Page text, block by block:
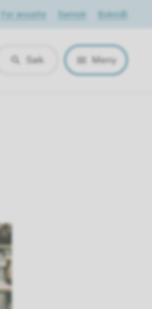
For ansatte Samisk Bokmål
Søk Meny